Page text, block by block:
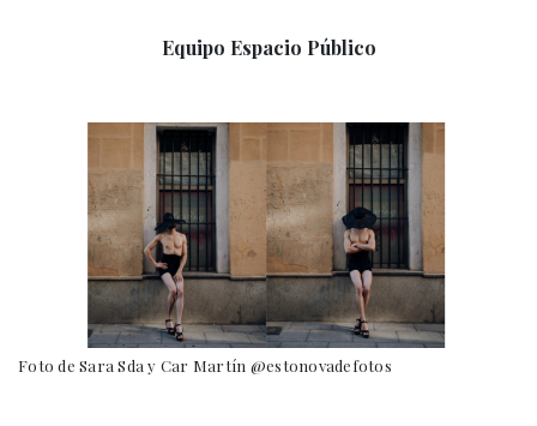
Equipo Espacio Público
Foto de Sara Sda y Car Martín @estonovadefotos